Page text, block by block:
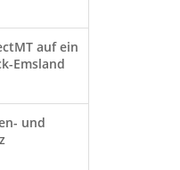
auf ein
Emsland
und